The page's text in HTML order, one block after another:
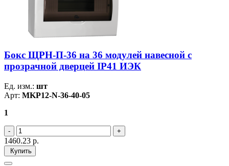
Бокс ЩРН-П-36 на 36 модулей навесной с
прозрачной дверцей IP41 ИЭК
Ед. изм.: шт
Арт: MKP12-N-36-40-05
1
1460.23 р.
Купить